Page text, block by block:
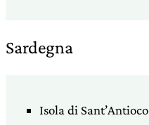
Sardegna
Isola di Sant’Antioco